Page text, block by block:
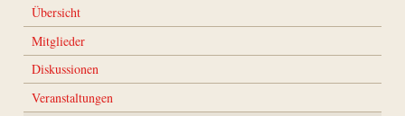
Übersicht
Mitglieder
Diskussionen
Veranstaltungen